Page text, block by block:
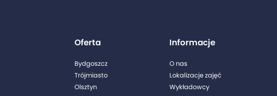
Oferta
Bydgoszcz
Trójmiasto
Olsztyn
Informacje
O nas
Lokalizacje zajęć
Wykładowcy